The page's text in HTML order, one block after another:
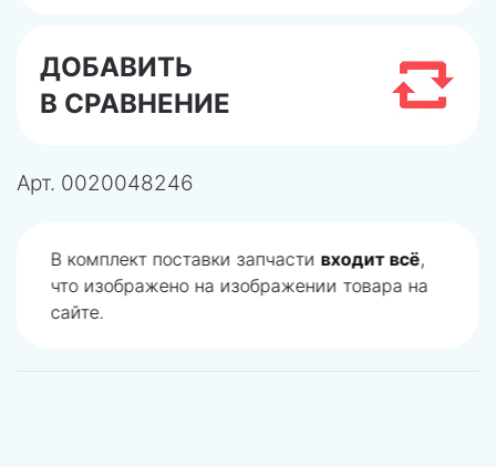
ДОБАВИТЬ
В СРАВНЕНИЕ
Арт. 0020048246
В комплект поставки запчасти входит всё,
что изображено на изображении товара на
сайте.